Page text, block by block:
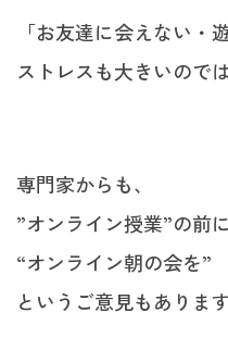
「お友達に会えない・
ストレスも大きいので
専門家からも、
”オンライン授業”の前
“オンライン朝の会を”
というご意見もあります